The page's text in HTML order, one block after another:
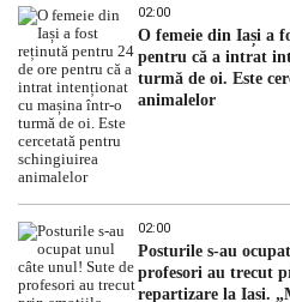
02:00
O femeie din Iași a
pentru că a intrat
turmă de oi. Este
animalelor
02:00
Posturile s-au
profesori au trecut
repartizare la Iași.